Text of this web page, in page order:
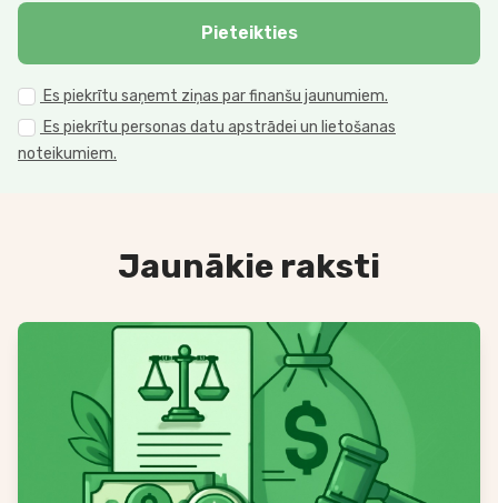
Pieteikties
Es piekrītu saņemt ziņas par finanšu jaunumiem.
Es piekrītu personas datu apstrādei un lietošanas
noteikumiem.
Jaunākie raksti